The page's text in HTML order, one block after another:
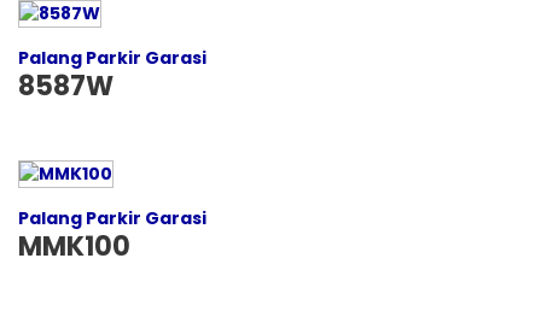
Palang Parkir Garasi
8587W
Palang Parkir Garasi
MMK100